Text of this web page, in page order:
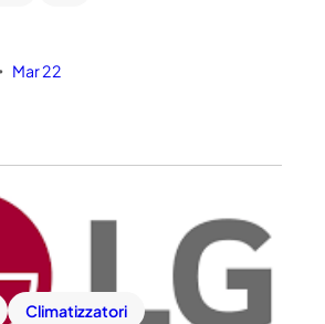
• Mar 22
Climatizzatori